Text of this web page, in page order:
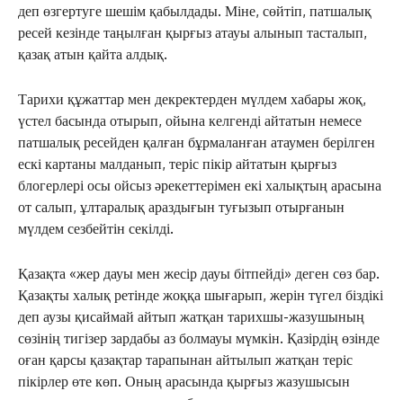
ЖАҢАЛЫҚТАР
ОҚИҒА
КӨЗҚАРАС
ЗЕРТТЕУ
деп өзгертуге шешім қабылдады. Міне, сөйтіп, патшалық
ресей кезінде таңылған қырғыз атауы алынып тасталып,
қазақ атын қайта алдық.
Тарихи құжаттар мен декректерден мүлдем хабары жоқ,
үстел басында отырып, ойына келгенді айтатын немесе
патшалық ресейден қалған бұрмаланған атаумен берілген
ескі картаны малданып, теріс пікір айтатын қырғыз
блогерлері осы ойсыз әрекеттерімен екі халықтың арасына
от салып, ұлтаралық араздығын туғызып отырғанын
мүлдем сезбейтін секілді.
Қазақта «жер дауы мен жесір дауы бітпейді» деген сөз бар.
Қазақты халық ретінде жоққа шығарып, жерін түгел біздікі
деп аузы қисаймай айтып жатқан тарихшы-жазушының
сөзінің тигізер зардабы аз болмауы мүмкін. Қазірдің өзінде
оған қарсы қазақтар тарапынан айтылып жатқан теріс
пікірлер өте көп. Оның арасында қырғыз жазушысын